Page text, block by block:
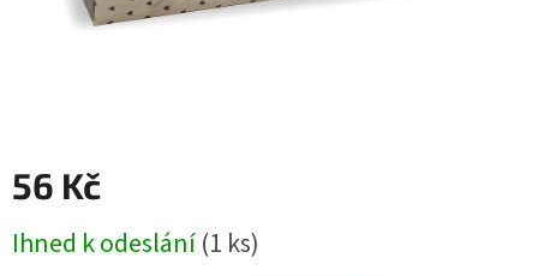
56 Kč
cena:
Ihned k odeslání(1 ks)